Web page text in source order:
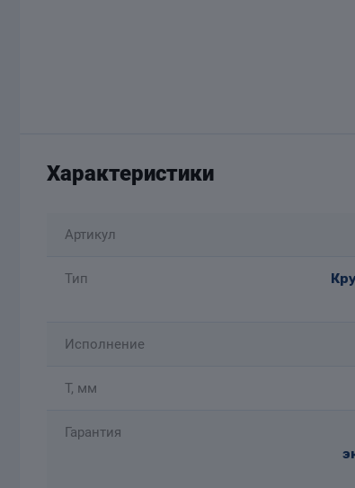
Характеристики
Артикул
Тип
Исполнение
T, мм
Гарантия